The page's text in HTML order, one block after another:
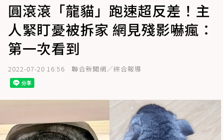
圓滾滾「龍貓」跑速超反差！主
人緊盯憂被拆家 網見殘影嚇瘋：
第一次看到
2022-07-20 16:56 聯合新聞網／綜合報導